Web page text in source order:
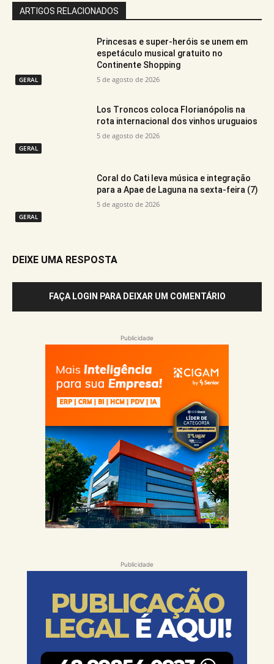
ARTIGOS RELACIONADOS
GERAL
Princesas e super-heróis se unem em
espetáculo musical gratuito no
Continente Shopping
5 de agosto de 2026
GERAL
Los Troncos coloca Florianópolis na
rota internacional dos vinhos uruguaios
5 de agosto de 2026
GERAL
Coral do Cati leva música e integração
para a Apae de Laguna na sexta-feira (7)
5 de agosto de 2026
DEIXE UMA RESPOSTA
FAÇA LOGIN PARA DEIXAR UM COMENTÁRIO
Publicidade
Publicidade